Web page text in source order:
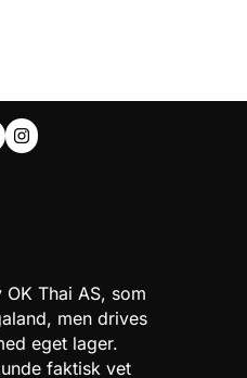
Thai AS, som
men drives
eget lager.
faktisk vet